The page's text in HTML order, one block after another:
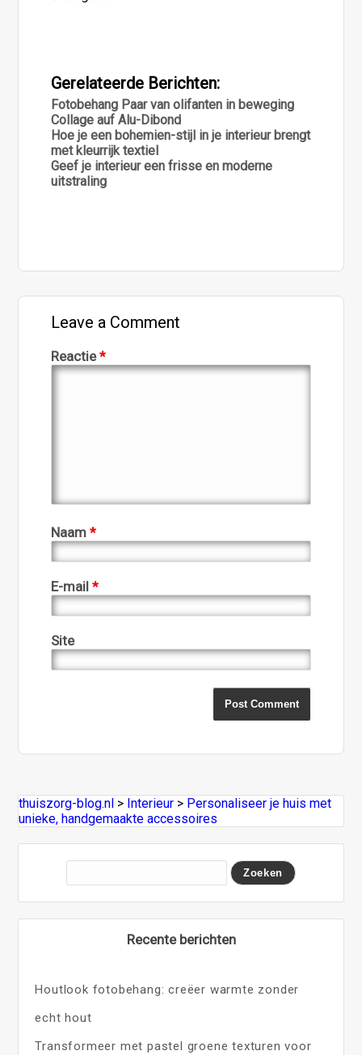
Gerelateerde Berichten:
Fotobehang Paar van olifanten in beweging
Collage auf Alu-Dibond
Hoe je een bohemien-stijl in je interieur brengt
met kleurrijk textiel
Geef je interieur een frisse en moderne
uitstraling
Leave a Comment
Reactie*
Naam*
E-mail*
Site
thuiszorg-blog.nl > Interieur > Personaliseer je huis met
unieke, handgemaakte accessoires
Recente berichten
Houtlook fotobehang: creëer warmte zonder
echt hout
Transformeer met pastel groene texturen voor